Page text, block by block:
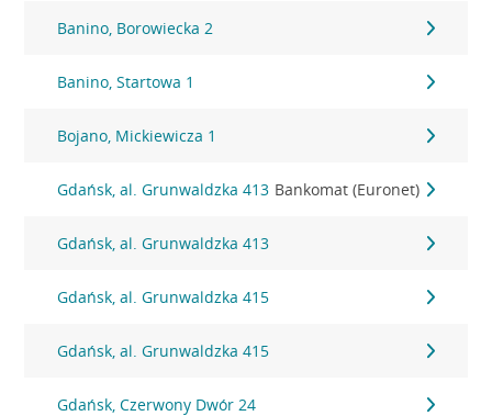
Banino, Borowiecka 2
Banino, Startowa 1
Bojano, Mickiewicza 1
Gdańsk, al. Grunwaldzka 413 Bankomat (Euronet)
Gdańsk, al. Grunwaldzka 413
Gdańsk, al. Grunwaldzka 415
Gdańsk, al. Grunwaldzka 415
Gdańsk, Czerwony Dwór 24